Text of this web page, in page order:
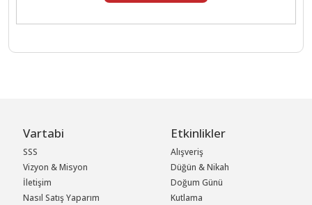
Vartabi
SSS
Vizyon & Misyon
İletişim
Nasıl Satış Yaparım
Etkinlikler
Alışveriş
Düğün & Nikah
Doğum Günü
Kutlama